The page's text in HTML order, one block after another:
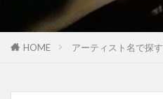
HOME アーティスト名で探す